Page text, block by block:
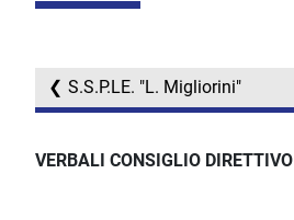
S.S.P.LE. "L. Migliorini"
VERBALI CONSIGLIO DIRETTIVO